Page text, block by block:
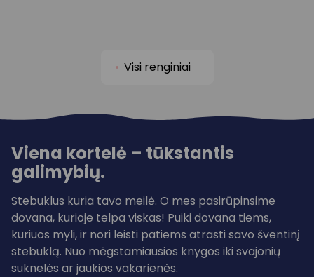
Visi renginiai
Viena kortelė – tūkstantis
galimybių.
Stebuklus kuria tavo meilė. O mes pasirūpinsime
dovana, kurioje telpa viskas! Puiki dovana tiems,
kuriuos myli, ir nori leisti patiems atrasti savo šventinį
stebuklą. Nuo mėgstamiausios knygos iki svajonių
suknelės ar jaukios vakarienės.